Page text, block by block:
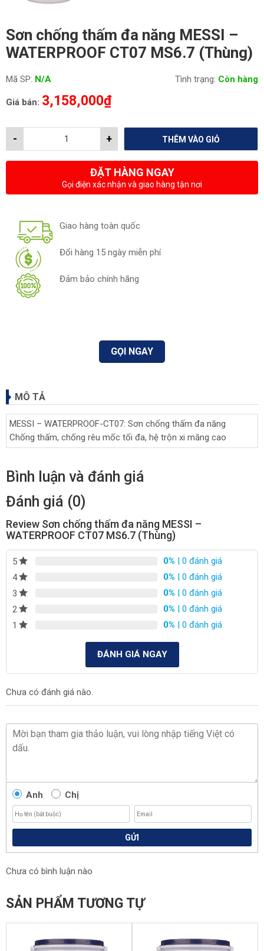
Sơn chống thấm đa năng MESSI –
WATERPROOF CT07 MS6.7 (Thùng)
Mã SP: N/A Tình trạng: Còn hàng
Giá bán: 3,158,000₫
+
- THÊM VÀO GIỎ
ĐẶT HÀNG NGAY
Gọi điện xác nhận và giao hàng tận nơi
Giao hàng toàn quốc
Đổi hàng 15 ngày miễn phí
Đảm bảo chính hãng
GỌI NGAY
MÔ TẢ
MESSI – WATERPROOF-CT07: Sơn chống thấm đa năng
Chống thấm, chống rêu mốc tối đa, hệ trộn xi măng cao
Bình luận và đánh giá
Đánh giá (0)
Review Sơn chống thấm đa năng MESSI –
WATERPROOF CT07 MS6.7 (Thùng)
5 0% | 0 đánh giá
4
0% | 0 đánh giá
3
0% | 0 đánh giá
2
0% | 0 đánh giá
1
0% | 0 đánh giá
ĐÁNH GIÁ NGAY
Chưa có đánh giá nào.
Anh Chị
GỬI
Chưa có bình luận nào
SẢN PHẨM TƯƠNG TỰ